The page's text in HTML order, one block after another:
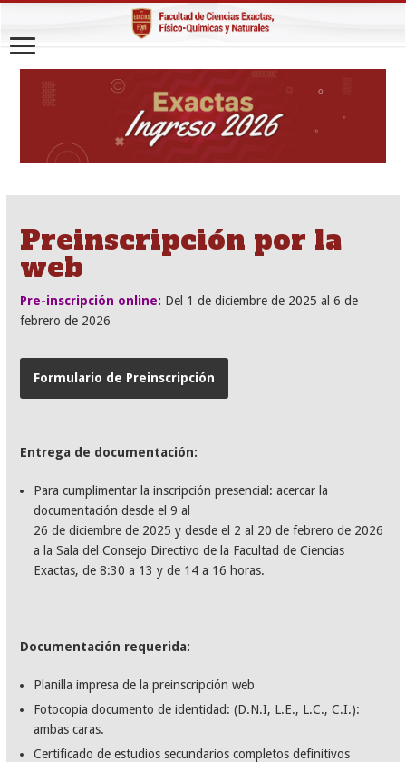
Preinscripción por la
web
Pre-inscripción online: Del 1 de diciembre de 2025 al 6 de
febrero de 2026
Formulario de Preinscripción
Entrega de documentación:
Para cumplimentar la inscripción presencial: acercar la
documentación desde el 9 al
26 de diciembre de 2025 y desde el 2 al 20 de febrero de 2026
a la Sala del Consejo Directivo de la Facultad de Ciencias
Exactas, de 8:30 a 13 y de 14 a 16 horas.
Documentación requerida:
Planilla impresa de la preinscripción web
Fotocopia documento de identidad: (D.N.I, L.E., L.C., C.I.):
ambas caras.
Certificado de estudios secundarios completos definitivos